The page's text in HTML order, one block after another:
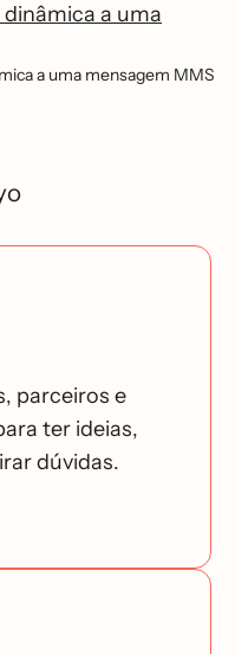
a uma
a uma mensagem MMS
parceiros e
ter ideias,
dúvidas.